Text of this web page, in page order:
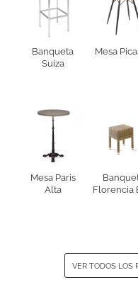
Banqueta
Suiza
Mesa
Mesa Paris
Alta
Florencia
VER TODOS LOS